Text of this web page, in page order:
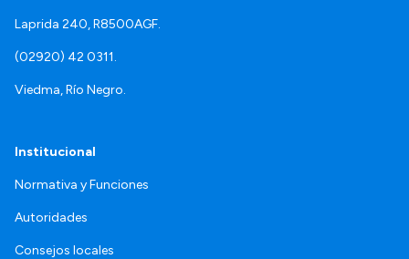
Laprida 240, R8500AGF.
(02920) 42 0311.
Viedma, Río Negro.
Institucional
Normativa y Funciones
Autoridades
Consejos locales